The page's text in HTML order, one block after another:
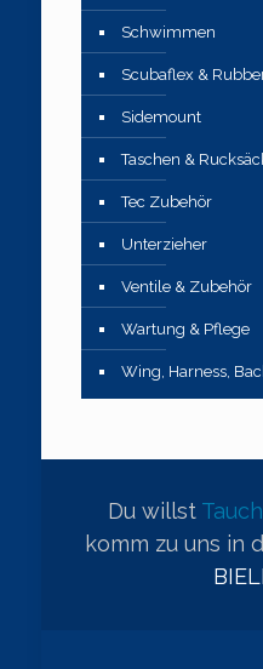
Schwimmen
Scubaflex &
Sidemount
Taschen &
Tec Zubehör
Unterzieher
Ventile & Zubehör
Wartung & Pflege
Wing, Harness,
Du willst
komm zu uns in